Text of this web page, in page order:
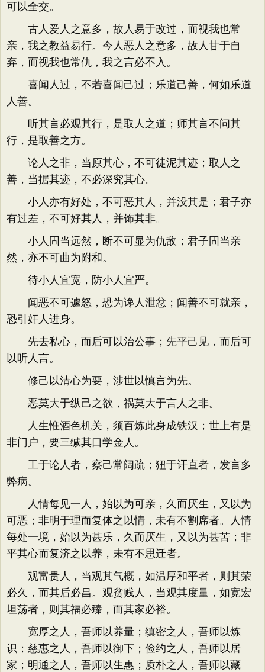
可以全交。
古人爱人之意多，故人易于改过，而视我也常
亲，我之教益易行。今人恶人之意多，故人甘于自
弃，而视我也常仇，我之言必不入。
喜闻人过，不若喜闻己过；乐道己善，何如乐道
人善。
听其言必观其行，是取人之道；师其言不问其
行，是取善之方。
论人之非，当原其心，不可徒泥其迹；取人之
善，当据其迹，不必深究其心。
小人亦有好处，不可恶其人，并没其是；君子亦
有过差，不可好其人，并饰其非。
小人固当远然，断不可显为仇敌；君子固当亲
然，亦不可曲为附和。
待小人宜宽，防小人宜严。
闻恶不可遽怒，恐为谗人泄忿；闻善不可就亲，
恐引奸人进身。
先去私心，而后可以治公事；先平己见，而后可
以听人言。
修己以清心为要，涉世以慎言为先。
恶莫大于纵己之欲，祸莫大于言人之非。
人生惟酒色机关，须百炼此身成铁汉；世上有是
非门户，要三缄其口学金人。
工于论人者，察己常阔疏；狃于讦直者，发言多
弊病。
人情每见一人，始以为可亲，久而厌生，又以为
可恶；非明于理而复体之以情，未有不割席者。人情
每处一境，始以为甚乐，久而厌生，又以为甚苦；非
平其心而复济之以养，未有不思迁者。
观富贵人，当观其气概，如温厚和平者，则其荣
必久，而其后必昌。观贫贱人，当观其度量，如宽宏
坦荡者，则其福必臻，而其家必裕。
宽厚之人，吾师以养量；缜密之人，吾师以炼
识；慈惠之人，吾师以御下；俭约之人，吾师以居
家；明通之人，吾师以生惠；质朴之人，吾师以藏